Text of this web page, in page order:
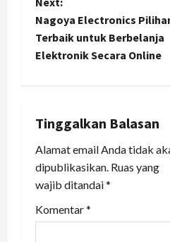
n
a
g
a
t
i
Nagoya Electronics
Terbaik untuk Berbelanja
Elektronik Secara Online
Tinggalkan Balasan
Alamat email Anda tidak
dipublikasikan. Ruas yang
wajib ditandai*
Komentar*